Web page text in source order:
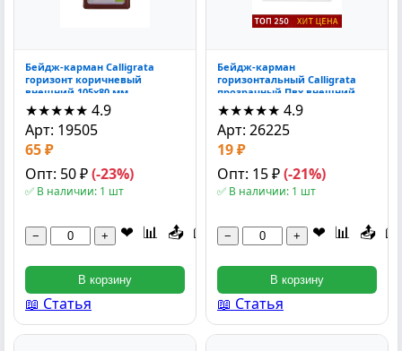
Бейдж-карман Calligrata
горизонт коричневый
внешний 105x80 мм
внутр.85x50 мм кожзам с
зажимом на кно
★★★★★ 4.9
Арт: 19505
65 ₽
Опт: 50 ₽(-23%)
✅ В наличии: 1 шт
− + ❤ 📊 📤 📖
В корзину
📖 Статья
Бейдж-карман
горизонтальный Calligrata
прозрачный Пвх внешний
68х100 мм 18 мкр 6.8x10x0.1 см
★★★★★ 4.9
Арт: 26225
19 ₽
Опт: 15 ₽(-21%)
✅ В наличии: 1 шт
− + ❤ 📊 📤 📖
В корзину
📖 Статья